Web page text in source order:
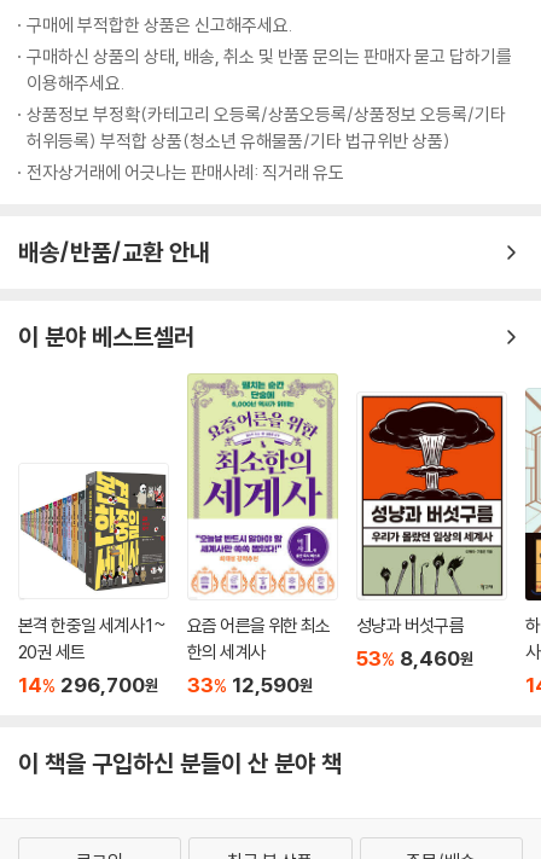
구매에 부적합한 상품은 신고해주세요.
구매하신 상품의 상태, 배송, 취소 및 반품 문의는 판매자 묻고 답하기를
이용해주세요.
상품정보 부정확(카테고리 오등록/상품오등록/상품정보 오등록/기타
허위등록) 부적합 상품(청소년 유해물품/기타 법규위반 상품)
전자상거래에 어긋나는 판매사례: 직거래 유도
배송/반품/교환 안내
이 분야 베스트셀러
본격 한중일 세계사 1~
20권 세트
14% 296,700원
요즘 어른을 위한 최소
한의 세계사
33% 12,590원
성냥과 버섯구름
53% 8,460원
이 책을 구입하신 분들이 산 분야 책